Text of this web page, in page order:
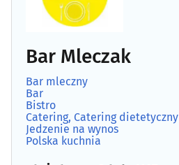
Lodziarnia(3)
Naleśnikarnia(2)
Pierogarnia
Piwiarnia(0)
Bar Mleczak
Bar mleczny
Bar
Bistro
Catering, Catering dietetyczny
Jedzenie na wynos
Polska kuchnia